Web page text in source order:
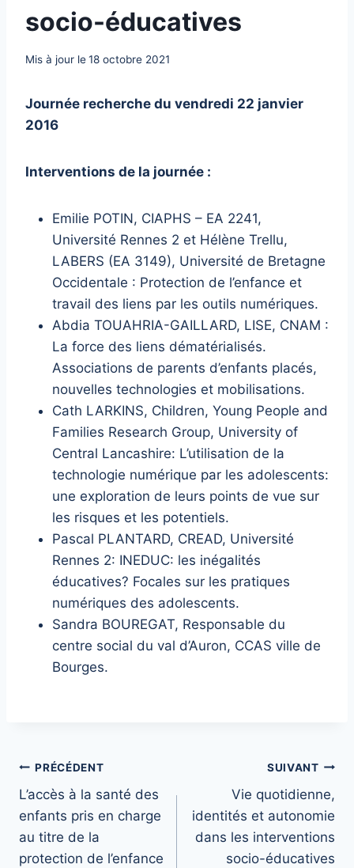
socio-éducatives
Mis à jour le18 octobre 2021
Journée recherche du vendredi 22 janvier
2016
Interventions de la journée :
Emilie POTIN, CIAPHS – EA 2241,
Université Rennes 2 et Hélène Trellu,
LABERS (EA 3149), Université de Bretagne
Occidentale : Protection de l’enfance et
travail des liens par les outils numériques.
Abdia TOUAHRIA-GAILLARD, LISE, CNAM :
La force des liens dématérialisés.
Associations de parents d’enfants placés,
nouvelles technologies et mobilisations.
Cath LARKINS, Children, Young People and
Families Research Group, University of
Central Lancashire: L’utilisation de la
technologie numérique par les adolescents:
une exploration de leurs points de vue sur
les risques et les potentiels.
Pascal PLANTARD, CREAD, Université
Rennes 2: INEDUC: les inégalités
éducatives? Focales sur les pratiques
numériques des adolescents.
Sandra BOUREGAT, Responsable du
centre social du val d’Auron, CCAS ville de
Bourges.
Navigation
de
l’article
PRÉCÉDENT
L’accès à la santé des
enfants pris en charge
au titre de la
protection de l’enfance
SUIVANT
Vie quotidienne,
identités et autonomie
dans les interventions
socio-éducatives